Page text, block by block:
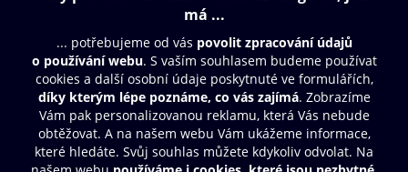
Obsah ke stažení
Moje O2 Knihovna
Další zábava